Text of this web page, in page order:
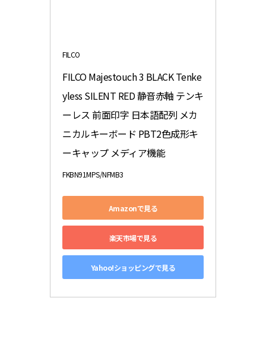
FILCO
FILCO Majestouch 3 BLACK Tenke
yless SILENT RED 静音赤軸 テンキ
ーレス 前面印字 日本語配列 メカ
ニカルキーボード PBT2色成形キ
ーキャップ メディア機能
FKBN91MPS/NFMB3
Amazonで見る
楽天市場で見る
Yahoo!ショッピングで見る